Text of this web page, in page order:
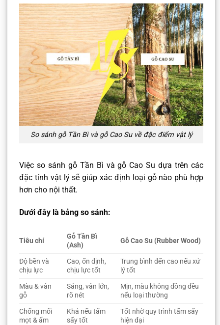
So sánh gỗ Tần Bì và gỗ Cao Su về đặc điểm vật lý
Việc so sánh gỗ Tần Bì và gỗ Cao Su dựa trên các
đặc tính vật lý sẽ giúp xác định loại gỗ nào phù hợp
hơn cho nội thất.
Dưới đây là bảng so sánh:
Tiêu chí
Gỗ Tần Bì
(Ash)
Gỗ Cao Su (Rubber Wood)
Độ bền và
chịu lực
Cao, ổn định,
chịu lực tốt
Trung bình đến cao nếu xử
lý tốt
Màu & vân
gỗ
Sáng, vân lớn,
rõ nét
Mịn, màu không đồng đều
nếu loại thường
Chống mối
mọt & ẩm
Khá nếu tẩm
sấy tốt
Tốt nhờ quy trình tẩm sấy
hiện đại